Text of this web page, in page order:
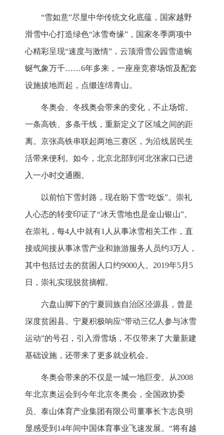
“雪如意”尽显中华传统文化底蕴，国家越野
滑雪中心打造绿色“冰雪奇缘”，国家冬季两项中
心精彩呈现“速度与激情”，云顶滑雪公园雪道蜿
蜒气象万千……6年多来，一座座竞赛场馆及配套
设施拔地而起，点缀连绵青山。
冬奥会、冬残奥会带来的变化，不止场馆。
一条高铁、多条干线，重新定义了区域之间的距
离。京张高铁串联起两地三赛区，为沿线居民生
活带来便利。如今，北京北部到河北张家口已进
入一小时交通圈。
以前怕下雪封路，现在盼下雪“吃饭”。崇礼
人心态的转变印证了“冰天雪地也是金山银山”。
在崇礼，每4人中就有1人从事冰雪相关工作，直
接或间接从事冰雪产业和旅游服务人员约3万人，
其中包括过去的贫困人口约9000人。2019年5月5
日，崇礼实现脱贫摘帽。
六盘山脚下的宁夏回族自治区泾源县，曾是
深度贫困县。宁夏积极响应“带动三亿人参与冰雪
运动”的号召，引入滑雪场，不仅带来了大量新建
基础设施，还带来了更多就业机会。
冬奥会带来的不仅是一城一地巨变。从2008
年北京奥运会到今年北京冬奥会，全国政协委
员、泰山体育产业集团有限公司董事长卞志良明
显感受到14年间中国体育事业飞速发展。“将有越